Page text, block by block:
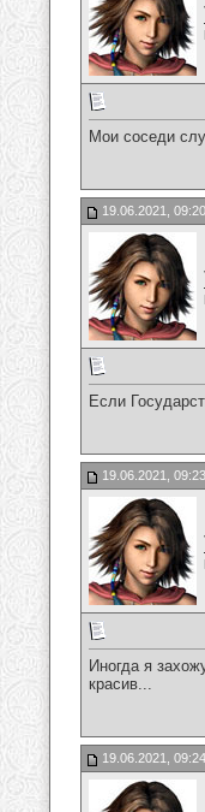
Мои соседи
19.06.2021, 09:20
Если
19.06.2021, 09:23
Иногда я
красив...
19.06.2021, 09:24